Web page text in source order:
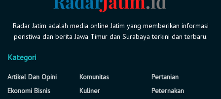
Radar Jatim adalah media online Jatim yang memberikan informasi
peristiwa dan berita Jawa Timur dan Surabaya terkini dan terbaru.
Kategori
Artikel Dan Opini
Ekonomi Bisnis
Komunitas
Kuliner
Pertanian
Peternakan